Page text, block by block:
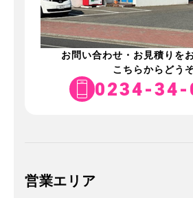
お問い合わせ・お見積りを
こちらからどう
0234-34-
営業エリア